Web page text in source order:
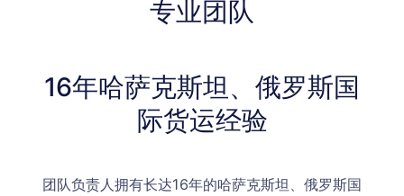
专业团队
16年哈萨克斯坦、俄罗斯国
际货运经验
团队负责人拥有长达16年的哈萨克斯坦、俄罗斯国